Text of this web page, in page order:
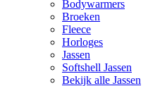
Bodywarmers
Broeken
Fleece
Horloges
Jassen
Softshell Jassen
Bekijk alle Jassen